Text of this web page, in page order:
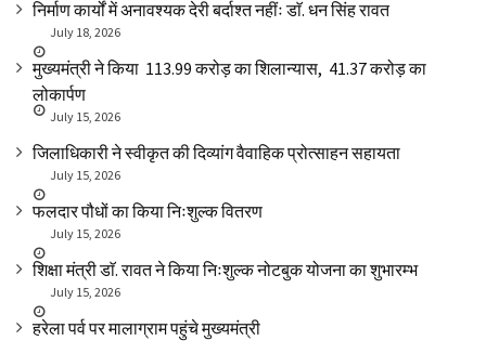
निर्माण कार्यों में अनावश्यक देरी बर्दाश्त नहींः डाॅ. धन सिंह रावत
July 18, 2026
मुख्यमंत्री ने किया ₹ 113.99 करोड़ का शिलान्यास, ₹ 41.37 करोड़ का
लोकार्पण
July 15, 2026
जिलाधिकारी ने स्वीकृत की दिव्यांग वैवाहिक प्रोत्साहन सहायता
July 15, 2026
फलदार पौधों का किया निःशुल्क वितरण
July 15, 2026
शिक्षा मंत्री डाॅ. रावत ने किया निःशुल्क नोटबुक योजना का शुभारम्भ
July 15, 2026
हरेला पर्व पर मालाग्राम पहुंचे मुख्यमंत्री